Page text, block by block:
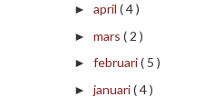
► april ( 4 )
► mars ( 2 )
► februari( 5 )
► januari( 4 )